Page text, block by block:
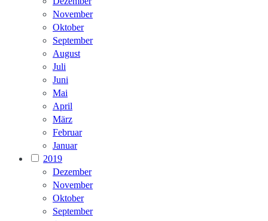
November
Oktober
September
August
Juli
Juni
Mai
April
März
Februar
Januar
2019
Dezember
November
Oktober
September